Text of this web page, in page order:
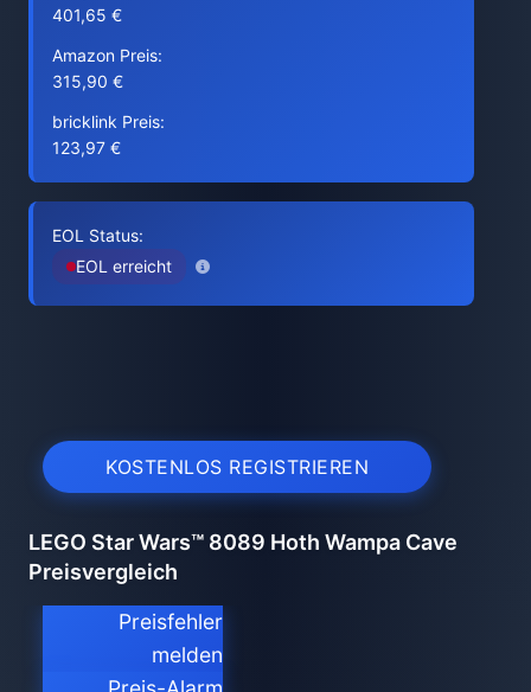
401,65 €
Amazon Preis:
315,90 €
bricklink Preis:
123,97 €
EOL Status:
EOL erreicht
KOSTENLOS REGISTRIEREN
LEGO Star Wars™ 8089 Hoth Wampa Cave
Preisvergleich
Preisfehler
melden